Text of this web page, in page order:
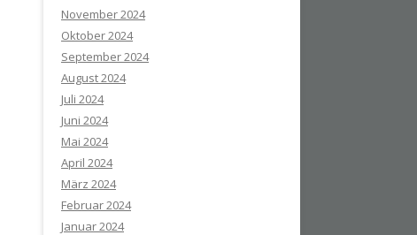
November 2024
Oktober 2024
September 2024
August 2024
Juli 2024
Juni 2024
Mai 2024
April 2024
März 2024
Februar 2024
Januar 2024